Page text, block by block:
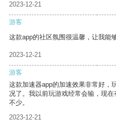
2023-12-21
游客
这款app的社区氛围很温馨，让我能
2023-12-21
游客
这款加速器app的加速效果非常好，
况了。我以前玩游戏经常会输，现
不少。
2023-12-21